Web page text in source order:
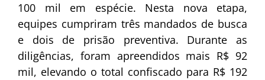
100 mil em espécie. Nesta nova etapa,
equipes cumpriram três mandados de busca
e dois de prisão preventiva. Durante as
diligências, foram apreendidos mais R$ 92
mil, elevando o total confiscado para R$ 192